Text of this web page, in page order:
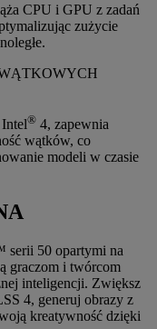
CPU i GPU z zadań
zużycie
® 4, zapewnia
wątków, co
modeli w czasie
serii 50 opartymi na
graczom i twórcom
inteligencji. Zwiększ
4, generuj obrazy z
kreatywność dzięki